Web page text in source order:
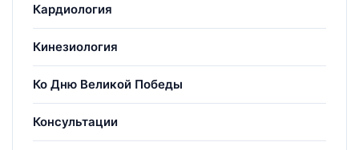
Кардиология
Кинезиология
Ко Дню Великой Победы
Консультации